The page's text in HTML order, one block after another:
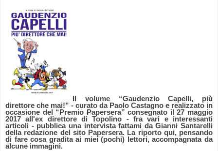
Il volume “Gaudenzio Capelli, più
direttore che mai!” - curato da Paolo Castagno e realizzato in
occasione del “Premio Papersera” consegnato il 27 maggio
2017 all'ex direttore di Topolino - fra vari e interessanti
articoli - pubblica una intervista fattami da Gianni Santarelli
della redazione del sito Papersera. La riporto qui, pensando
di fare cosa gradita ai miei (pochi) lettori, accompagnata da
alcune immagini.